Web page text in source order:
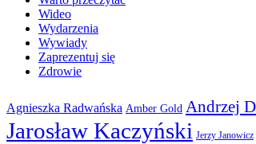
Wideo
Wydarzenia
Wywiady
Zaprezentuj się
Zdrowie
Agnieszka Radwańska Amber Gold Andrzej
Jarosław Kaczyński Jerzy Janowicz